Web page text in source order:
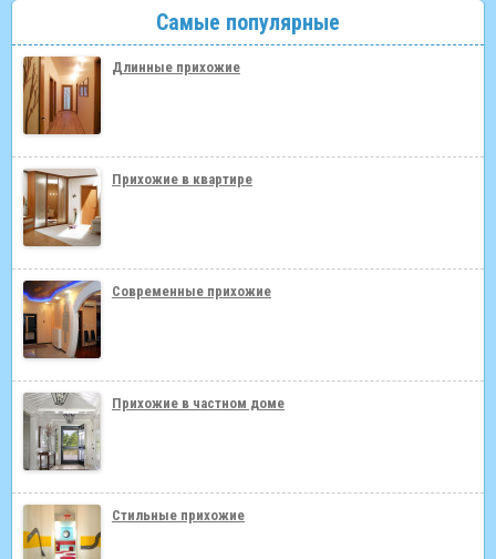
Самые популярные
Длинные прихожие
Прихожие в квартире
Современные прихожие
Прихожие в частном доме
Стильные прихожие